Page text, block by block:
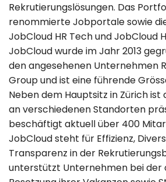
Rekrutierungslösungen. Das
renommierte Jobportale sowie
JobCloud HR Tech und JobCloud
JobCloud wurde im Jahr 2013
den angesehenen Unternehmen
Group und ist eine führende
Neben dem Hauptsitz in Zürich
an verschiedenen Standorten
beschäftigt aktuell über 400
JobCloud steht für Effizienz,
Transparenz in der
unterstützt Unternehmen bei der